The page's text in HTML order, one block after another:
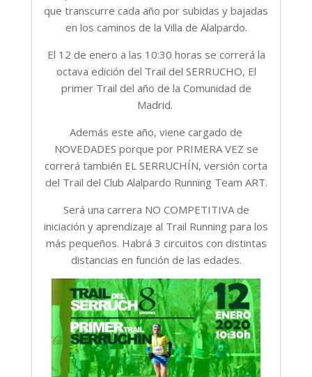
que transcurre cada año por subidas y bajadas
en los caminos de la Villa de Alalpardo.
El 12 de enero a las 10:30 horas se correrá la
octava edición del Trail del SERRUCHO, El
primer Trail del año de la Comunidad de
Madrid.
Además este año, viene cargado de
NOVEDADES porque por PRIMERA VEZ se
correrá también EL SERRUCHÍN, versión corta
del Trail del Club Alalpardo Running Team ART.
Será una carrera NO COMPETITIVA de
iniciación y aprendizaje al Trail Running para los
más pequeños. Habrá 3 circuitos con distintas
distancias en función de las edades.